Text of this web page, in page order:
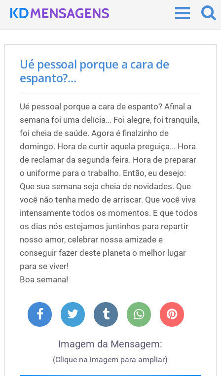
Ué pessoal porque a cara de
espanto?...
Ué pessoal porque a cara de espanto? Afinal a
semana foi uma delícia... Foi alegre, foi tranquila,
foi cheia de saúde. Agora é finalzinho de
domingo. Hora de curtir aquela preguiça... Hora
de reclamar da segunda-feira. Hora de preparar
o uniforme para o trabalho. Então, eu desejo:
Que sua semana seja cheia de novidades. Que
você não tenha medo de arriscar. Que você viva
intensamente todos os momentos. E que todos
os dias nós estejamos juntinhos para repartir
nosso amor, celebrar nossa amizade e
conseguir fazer deste planeta o melhor lugar
para se viver!
Boa semana!
Imagem da Mensagem:
(Clique na imagem para ampliar)